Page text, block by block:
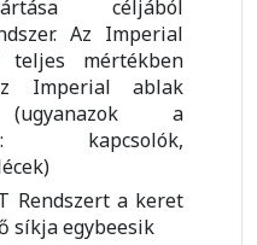
céljából
Az Imperial
teljes mértékben
Imperial ablak
(ugyanazok a
kapcsolók,
Rendszert a keret
síkja egybeesik